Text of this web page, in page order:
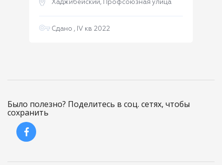
Хаджибейский, Профсоюзная улица
Сдано , IV кв 2022
Было полезно? Поделитесь в соц. сетях, чтобы
сохранить